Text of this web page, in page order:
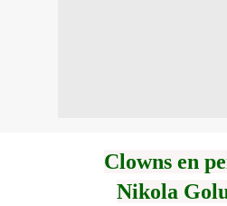
Clowns en
Nikola